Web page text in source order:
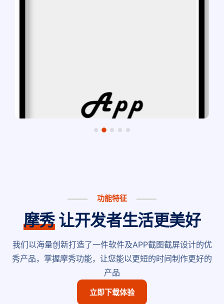
功能特征
摩秀让开发者生活更美好
我们以海量创新打造了一件软件及APP截图截屏设计的优
秀产品，掌握摩秀功能，让您能以更短的时间制作更好的
产品
立即下载体验